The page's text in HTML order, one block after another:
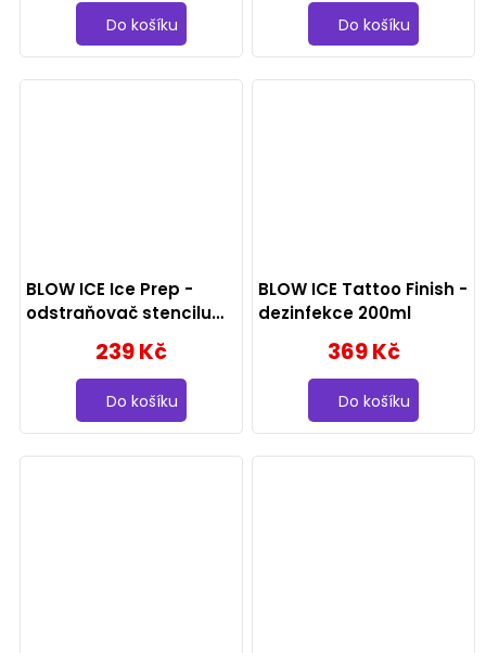
Do košíku Do košíku
BLOW ICE Ice Prep -
odstraňovač stencilu
239 Kč
Do košíku
BLOW ICE Tattoo Finish -
dezinfekce 200ml
369 Kč
Do košíku